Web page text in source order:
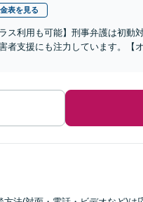
表を見る
ス利用も可能】刑事弁護は初
者支援にも注力しています。【